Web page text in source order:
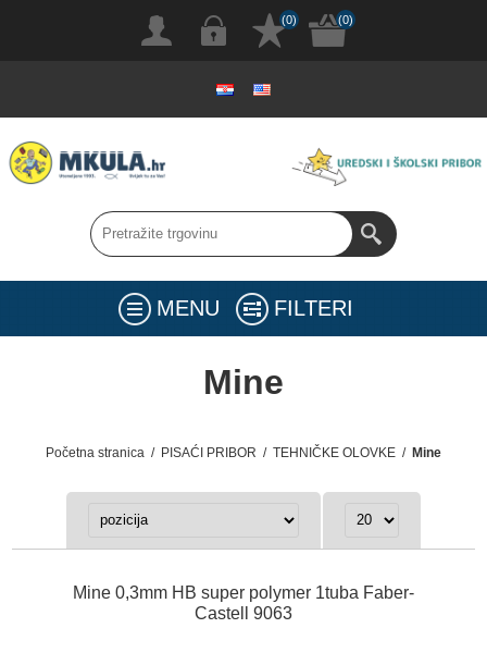
(0) (0)
MENU FILTERI
Mine
Početna stranica / PISAĆI PRIBOR / TEHNIČKE OLOVKE / Mine
Mine 0,3mm HB super polymer 1tuba Faber-
Castell 9063